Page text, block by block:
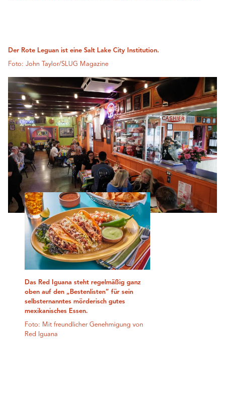
Das Red Iguana steht regelmäßig ganz
oben auf den „Bestenlisten“ für sein
selbsternanntes mörderisch gutes
mexikanisches Essen.
Foto: Mit freundlicher Genehmigung von
Red Iguana
Der Rote Leguan ist eine Salt Lake City Institution.
Foto: John Taylor/SLUG Magazine